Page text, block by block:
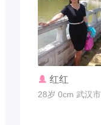
联系TA
红红
28岁 0cm 武汉市